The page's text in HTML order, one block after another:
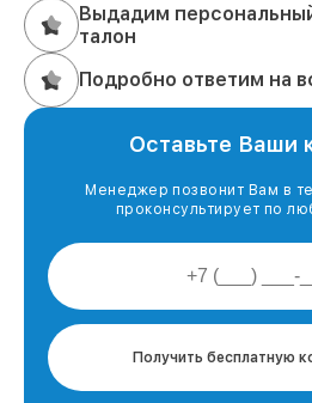
Выдадим
талон
Подробно ответим на
Оставьте Ваши
Менеджер позвонит Вам в
проконсультирует по
Получить бесплатную